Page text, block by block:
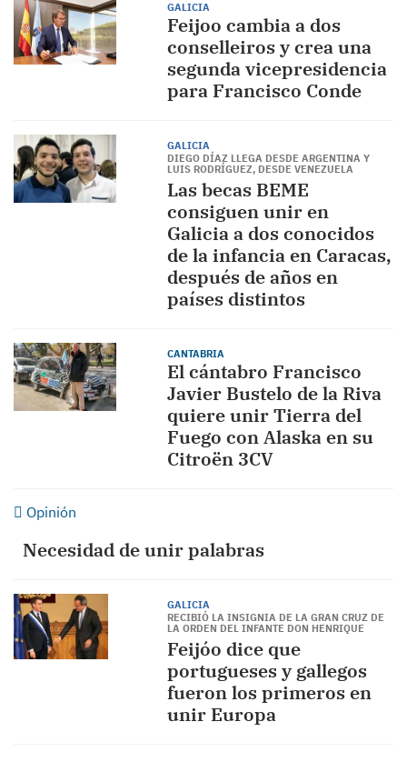
GALICIA
Feijoo cambia a dos
conselleiros y crea una
segunda vicepresidencia
para Francisco Conde
GALICIA
DIEGO DÍAZ LLEGA DESDE ARGENTINA Y
LUIS RODRÍGUEZ, DESDE VENEZUELA
Las becas BEME
consiguen unir en
Galicia a dos conocidos
de la infancia en Caracas,
después de años en
países distintos
CANTABRIA
El cántabro Francisco
Javier Bustelo de la Riva
quiere unir Tierra del
Fuego con Alaska en su
Citroën 3CV
Opinión
Necesidad de unir palabras
GALICIA
RECIBIÓ LA INSIGNIA DE LA GRAN CRUZ DE
LA ORDEN DEL INFANTE DON HENRIQUE
Feijóo dice que
portugueses y gallegos
fueron los primeros en
unir Europa